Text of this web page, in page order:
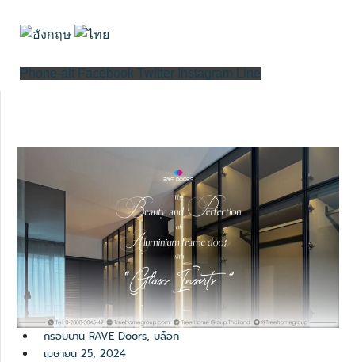
Phone-alt Facebook Twitter Instagram Line
กรอบบาน RAVE Doors, บล็อก
เมษายน 25, 2024